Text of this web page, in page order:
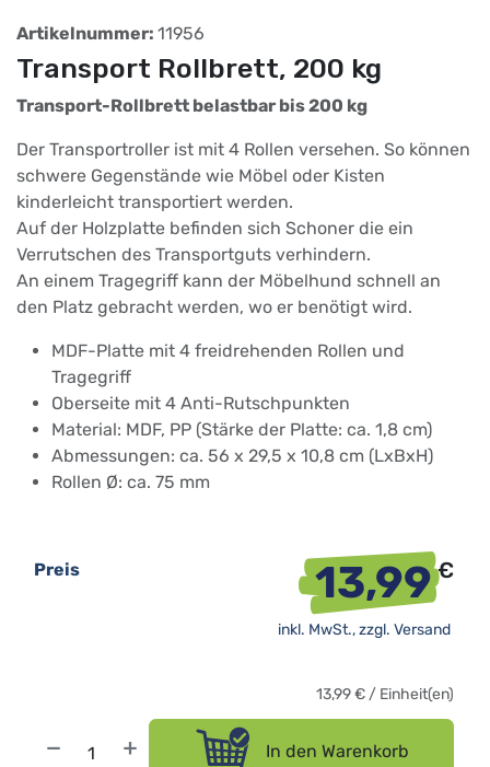
Artikelnummer: 11956
Transport Rollbrett, 200 kg
Transport-Rollbrett belastbar bis 200 kg
Der Transportroller ist mit 4 Rollen versehen. So können
schwere Gegenstände wie Möbel oder Kisten
kinderleicht transportiert werden.
Auf der Holzplatte befinden sich Schoner die ein
Verrutschen des Transportguts verhindern.
An einem Tragegriff kann der Möbelhund schnell an
den Platz gebracht werden, wo er benötigt wird.
MDF-Platte mit 4 freidrehenden Rollen und
Tragegriff
Oberseite mit 4 Anti-Rutschpunkten
Material: MDF, PP (Stärke der Platte: ca. 1,8 cm)
Abmessungen: ca. 56 x 29,5 x 10,8 cm (LxBxH)
Rollen Ø: ca. 75 mm
In den Warenkorb
Preis 13,99€
inkl. MwSt., zzgl. Versand
13,99€ / Einheit(en)